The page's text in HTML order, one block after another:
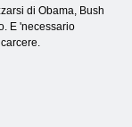
di Obama, Bush
E 'necessario